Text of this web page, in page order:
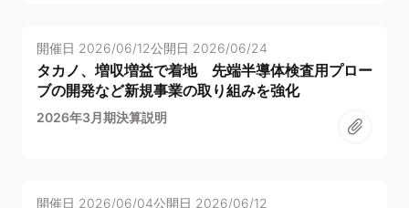
開催日 2026/06/12公開日 2026/06/24
タカノ、増収増益で着地 先端半導体検査用プロー
ブの開発など新規事業の取り組みを強化
2026年3月期決算説明
開催日 2026/06/04公開日 2026/06/12